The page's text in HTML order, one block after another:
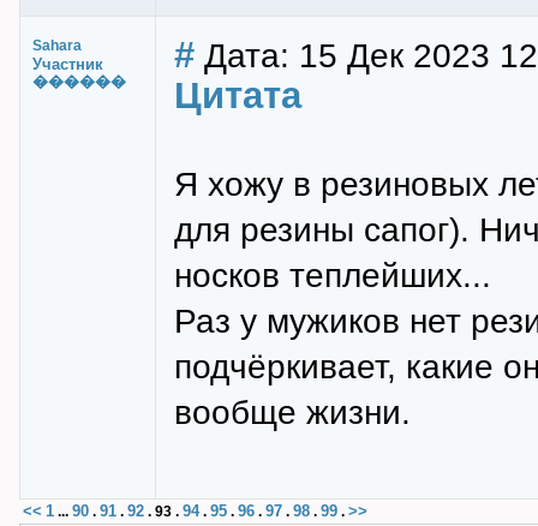
Sahara
Участник
������
# Дата: 15 Дек 2023
Цитата
Я хожу в резиновых
для резины сапог).
носков теплейших...
Раз у мужиков нет
подчёркивает, какие
вообще жизни.
<< 1 ... 90 . 91 . 92 . 93 . 94. 95 . 96 . 97 . 98 . 99 . >>